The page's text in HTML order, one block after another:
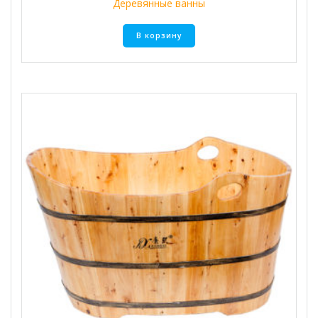
Деревянные ванны
В корзину